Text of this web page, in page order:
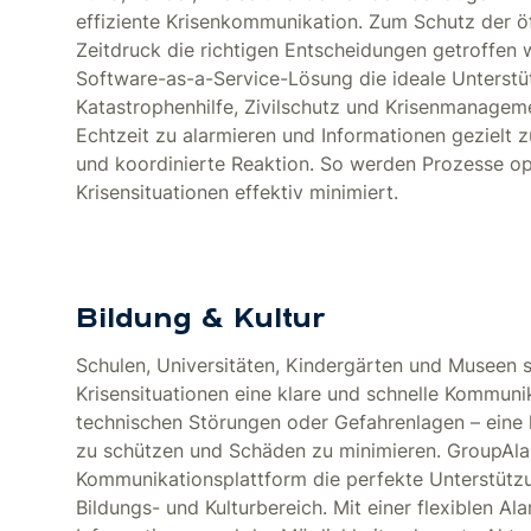
effiziente Krisenkommunikation. Zum Schutz der
Zeitdruck die richtigen Entscheidungen getroffen
Software-as-a-Service-Lösung die ideale
Katastrophenhilfe, Zivilschutz und
Echtzeit zu alarmieren und Informationen gezielt
und koordinierte Reaktion. So werden Prozesse
Krisensituationen effektiv minimiert.
Bildung & Kultur
Schulen, Universitäten, Kindergärten und
Krisensituationen eine klare und schnelle
technischen Störungen oder Gefahrenlagen –
zu schützen und Schäden zu minimieren.
Kommunikationsplattform die perfekte
Bildungs- und Kulturbereich. Mit einer flexiblen